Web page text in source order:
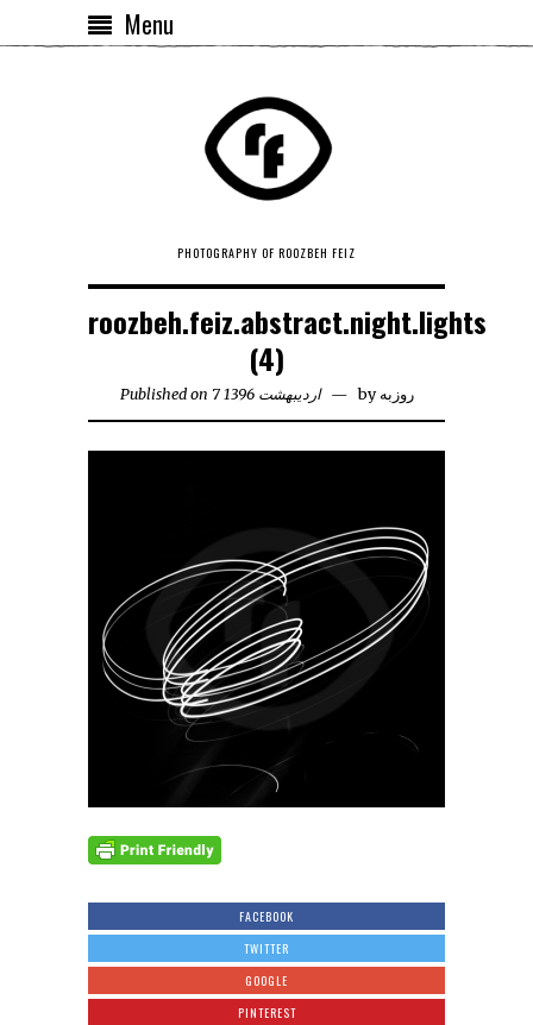
Menu
PHOTOGRAPHY OF ROOZBEH FEIZ
roozbeh.feiz.abstract.night.lights
(4)
Published on 7 اردیبهشت 1396 by روزبه
FACEBOOK
TWITTER
GOOGLE
PINTEREST